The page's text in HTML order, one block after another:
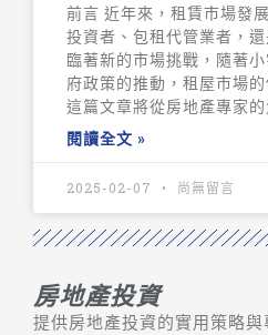
前言 近年來，租賃市場發
投資者、包租代管業者，
臨著新的市場挑戰，隨著
府政策的推動，租屋市場
這篇文章將從房地產專家
閱讀全文 »
2025-02-07 尚無留言
房地產投資
提供房地產投資的實用策略